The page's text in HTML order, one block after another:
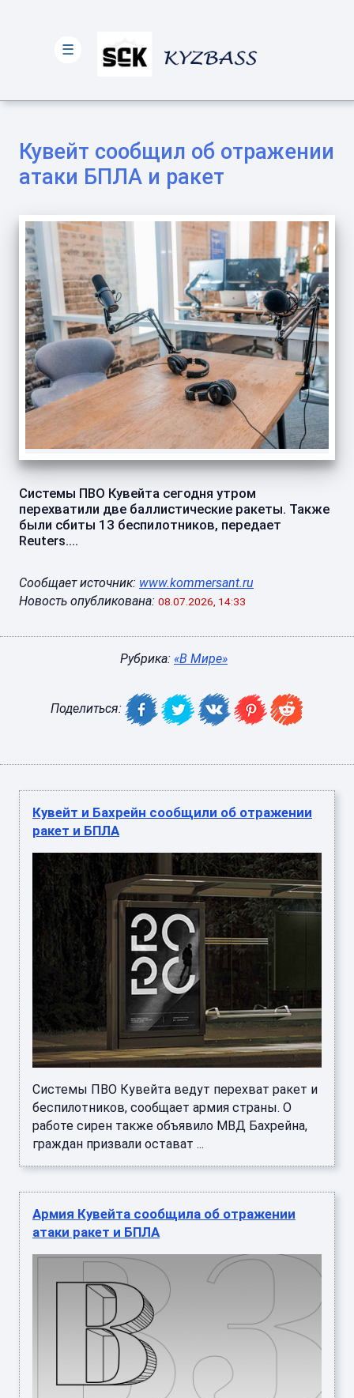
Кувейт сообщил об отражении
атаки БПЛА и ракет
Системы ПВО Кувейта сегодня утром
перехватили две баллистические ракеты. Также
были сбиты 13 беспилотников, передает
Reuters....
Сообщает источник: www.kommersant.ru
Новость опубликована: 08.07.2026, 14:33
Рубрика: «В Мире»
Поделиться:
Кувейт и Бахрейн сообщили об отражении
ракет и БПЛА
Системы ПВО Кувейта ведут перехват ракет и
беспилотников, сообщает армия страны. О
работе сирен также объявило МВД Бахрейна,
граждан призвали остават ...
Армия Кувейта сообщила об отражении
атаки ракет и БПЛА
☰